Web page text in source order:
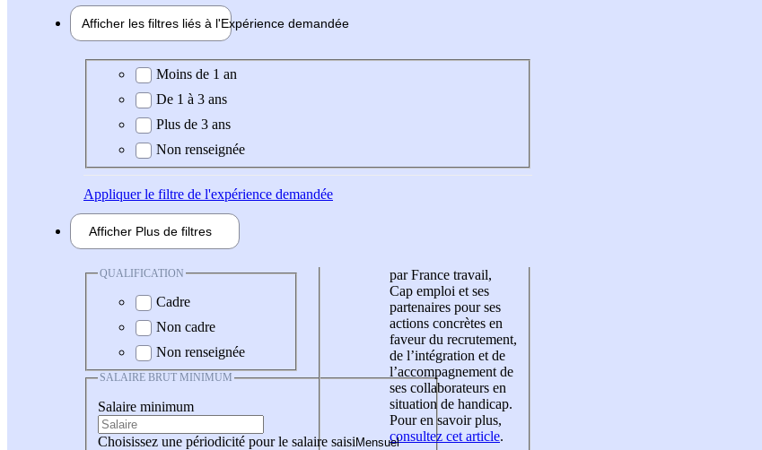
Afficher les filtres liés à l'Expérience demandée
Expérience demandée
Moins de 1 an
De 1 à 3 ans
Plus de 3 ans
Non renseignée
Appliquerle filtre de l'expérience demandée
Afficher Plus de filtres
QUALIFICATION
Cadre
Non cadre
Non renseignée
SALAIRE BRUT MINIMUM
Salaire minimum
Choisissez une périodicité pour le salaire saisi
par France travail,
Cap emploi et ses
partenaires pour ses
actions concrètes en
faveur du recrutement,
de l’intégration et de
l’accompagnement de
ses collaborateurs en
situation de handicap.
Pour en savoir plus,
consultez cet article.